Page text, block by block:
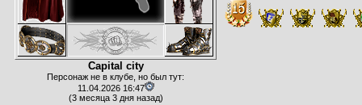
Capital city
Персонаж не в клубе, но был тут:
11.04.2026 16:47
(3 месяца 3 дня назад)